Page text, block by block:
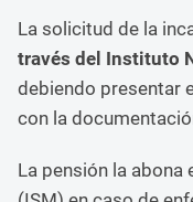
La solicitud de la
través del Instituto
debiendo presentar
con la
La pensión la